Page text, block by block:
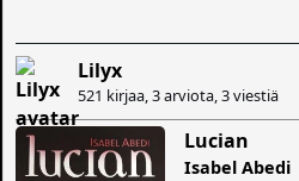
Lilyx
521 kirjaa, 3 arviota, 3 viestiä
Lucian
Isabel Abedi